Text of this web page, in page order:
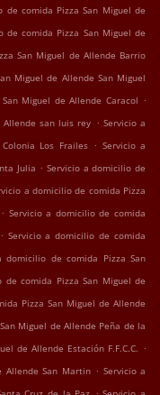
de comida Pizza San Miguel de
de comida Pizza San Miguel de
San Miguel de Allende Barrio
Miguel de Allende San Miguel
Miguel de Allende Caracol .
san luis rey . Servicio a
Los Frailes . Servicio a
Julia . Servicio a domicilio de
a domicilio de comida Pizza
. Servicio a domicilio de comida
. Servicio a domicilio de comida
domicilio de comida Pizza San
de comida Pizza San Miguel de
Pizza San Miguel de Allende
Miguel de Allende Peña de la
de Allende Estación F.F.C.C. .
Allende San Martin . Servicio a
.